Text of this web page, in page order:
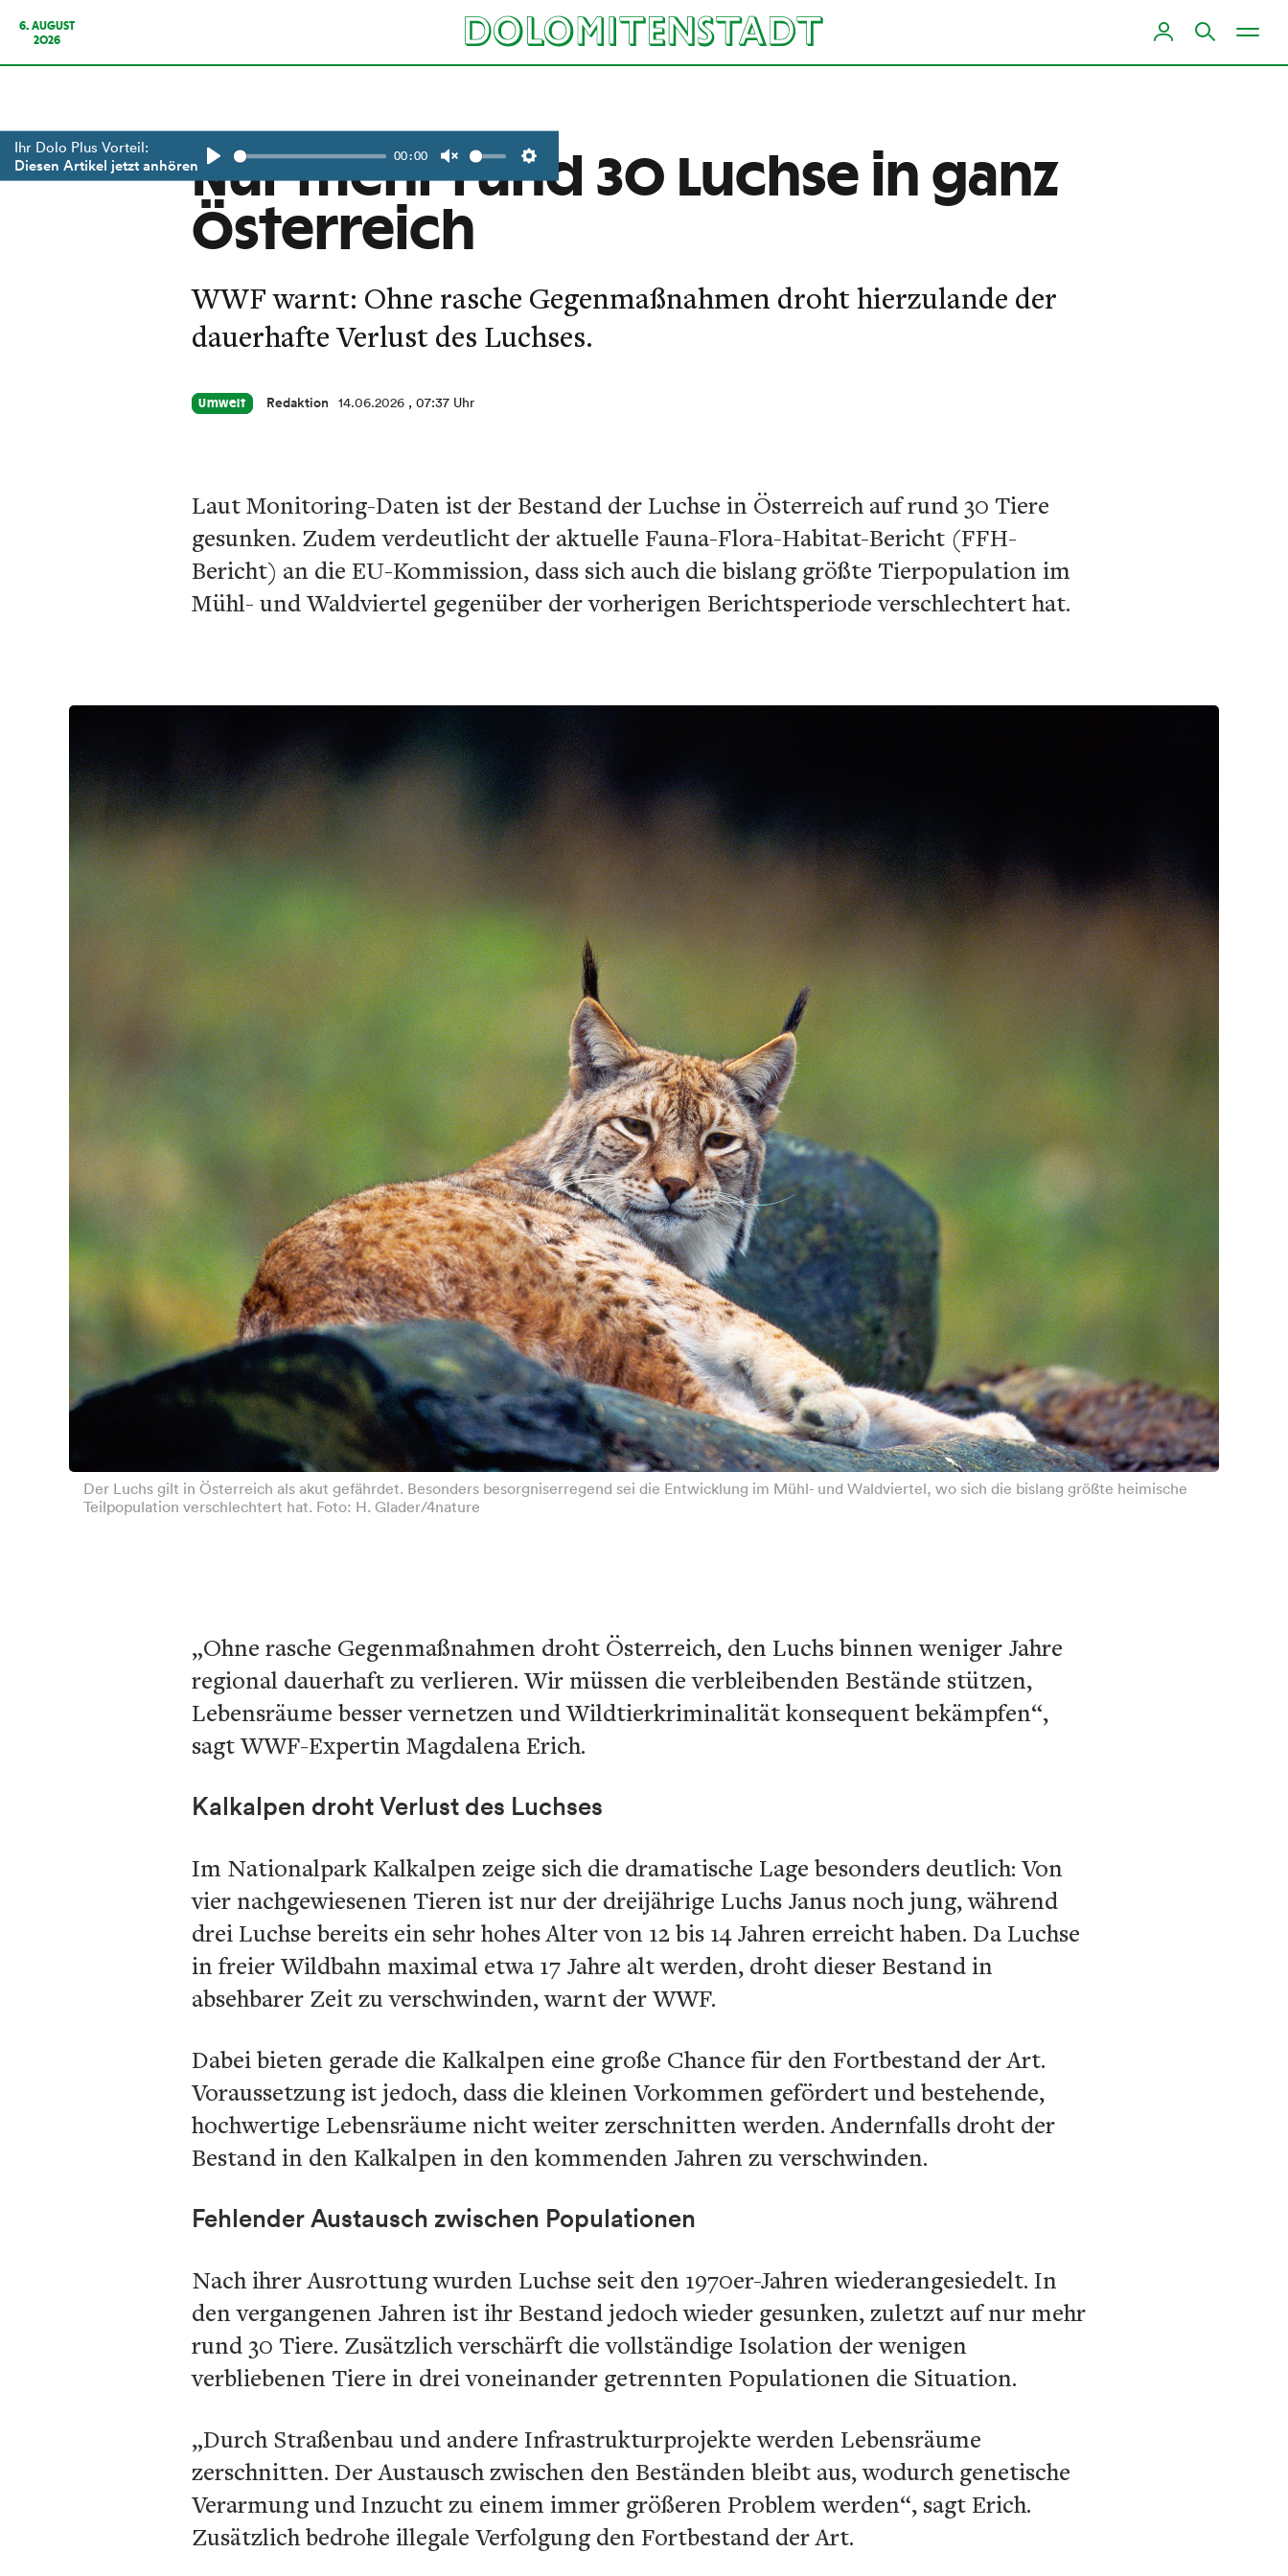
6. AUGUST
2026
Ihr Dolo Plus Vorteil:
Diesen Artikel jetzt anhören
Play
00:00
Unmute Settings
Nur mehr rund 30 Luchse in ganz
Österreich
WWF warnt: Ohne rasche Gegenmaßnahmen droht hierzulande der
dauerhafte Verlust des Luchses.
Umwelt Redaktion 14.06.2026 , 07:37 Uhr
Laut Monitoring-Daten ist der Bestand der Luchse in Österreich auf rund 30 Tiere
gesunken. Zudem verdeutlicht der aktuelle Fauna-Flora-Habitat-Bericht (FFH-
Bericht) an die EU-Kommission, dass sich auch die bislang größte Tierpopulation im
Mühl- und Waldviertel gegenüber der vorherigen Berichtsperiode verschlechtert hat.
Der Luchs gilt in Österreich als akut gefährdet. Besonders besorgniserregend sei die Entwicklung im Mühl- und Waldviertel, wo sich die bislang größte heimische
Teilpopulation verschlechtert hat. Foto: H. Glader/4nature
„Ohne rasche Gegenmaßnahmen droht Österreich, den Luchs binnen weniger Jahre
regional dauerhaft zu verlieren. Wir müssen die verbleibenden Bestände stützen,
Lebensräume besser vernetzen und Wildtierkriminalität konsequent bekämpfen“,
sagt WWF-Expertin Magdalena Erich.
Kalkalpen droht Verlust des Luchses
Im Nationalpark Kalkalpen zeige sich die dramatische Lage besonders deutlich: Von
vier nachgewiesenen Tieren ist nur der dreijährige Luchs Janus noch jung, während
drei Luchse bereits ein sehr hohes Alter von 12 bis 14 Jahren erreicht haben. Da Luchse
in freier Wildbahn maximal etwa 17 Jahre alt werden, droht dieser Bestand in
absehbarer Zeit zu verschwinden, warnt der WWF.
Dabei bieten gerade die Kalkalpen eine große Chance für den Fortbestand der Art.
Voraussetzung ist jedoch, dass die kleinen Vorkommen gefördert und bestehende,
hochwertige Lebensräume nicht weiter zerschnitten werden. Andernfalls droht der
Bestand in den Kalkalpen in den kommenden Jahren zu verschwinden.
Fehlender Austausch zwischen Populationen
Nach ihrer Ausrottung wurden Luchse seit den 1970er-Jahren wiederangesiedelt. In
den vergangenen Jahren ist ihr Bestand jedoch wieder gesunken, zuletzt auf nur mehr
rund 30 Tiere. Zusätzlich verschärft die vollständige Isolation der wenigen
verbliebenen Tiere in drei voneinander getrennten Populationen die Situation.
„Durch Straßenbau und andere Infrastrukturprojekte werden Lebensräume
zerschnitten. Der Austausch zwischen den Beständen bleibt aus, wodurch genetische
Verarmung und Inzucht zu einem immer größeren Problem werden“, sagt Erich.
Zusätzlich bedrohe illegale Verfolgung den Fortbestand der Art.